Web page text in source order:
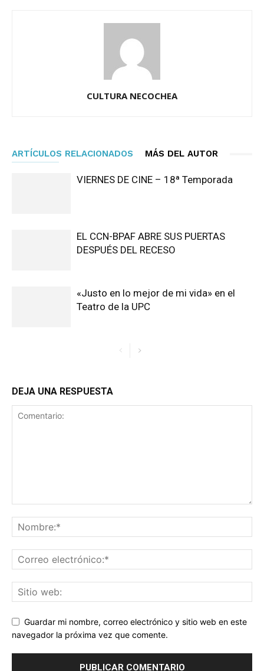
CULTURA NECOCHEA
ARTÍCULOS RELACIONADOS MÁS DEL AUTOR
VIERNES DE CINE – 18ª Temporada
EL CCN-BPAF ABRE SUS PUERTAS
DESPUÉS DEL RECESO
«Justo en lo mejor de mi vida» en el
Teatro de la UPC
DEJA UNA RESPUESTA
Guardar mi nombre, correo electrónico y sitio web en este
navegador la próxima vez que comente.